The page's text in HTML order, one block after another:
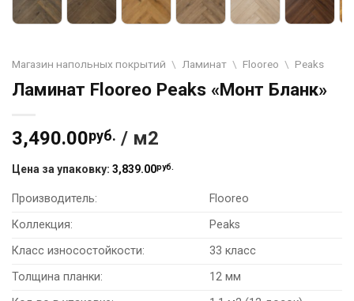
Магазин напольных покрытий \ Ламинат \ Flooreo \ Peaks
Ламинат Flooreo Peaks «Монт Бланк»
3,490.00руб. / м2
Цена за упаковку: 3,839.00руб.
Производитель:
Flooreo
Коллекция:
Peaks
Класс износостойкости:
33 класс
Толщина планки:
12 мм